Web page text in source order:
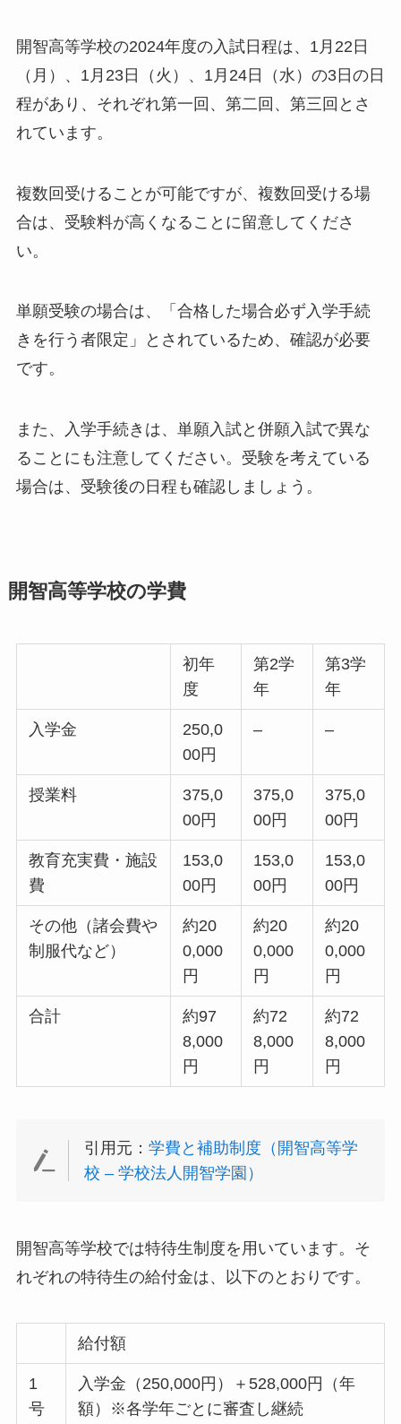
開智高等学校の2024年度の入試日程は、1月22日
（月）、1月23日（火）、1月24日（水）の3日の日
程があり、それぞれ第一回、第二回、第三回とさ
れています。
複数回受けることが可能ですが、複数回受ける場
合は、受験料が高くなることに留意してくださ
い。
単願受験の場合は、「合格した場合必ず入学手続
きを行う者限定」とされているため、確認が必要
です。
また、入学手続きは、単願入試と併願入試で異な
ることにも注意してください。受験を考えている
場合は、受験後の日程も確認しましょう。
開智高等学校の学費
初年
度
第2学
年
第3学
年
入学金
250,0
00円
– –
授業料
375,0
00円
375,0
00円
375,0
00円
教育充実費・施設
費
153,0
00円
153,0
00円
153,0
00円
その他（諸会費や
制服代など）
約20
0,000
円
約20
0,000
円
約20
0,000
円
合計
約97
8,000
円
約72
8,000
円
約72
8,000
円
引用元：学費と補助制度（開智高等学
校 – 学校法人開智学園）
開智高等学校では特待生制度を用いています。そ
れぞれの特待生の給付金は、以下のとおりです。
給付額
1
号
入学金（250,000円）＋528,000円（年
額）※各学年ごとに審査し継続